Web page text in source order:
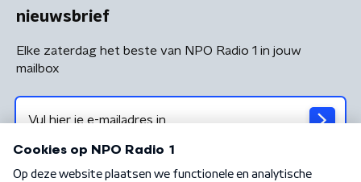
nieuwsbrief
Elke zaterdag het beste van NPO Radio 1 in jouw
mailbox